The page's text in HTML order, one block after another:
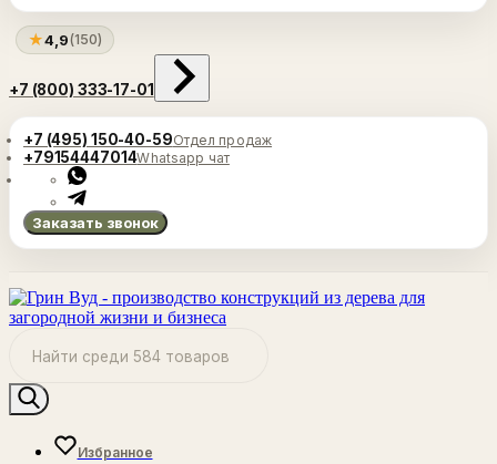
★4,9(150)
+7 (800) 333-17-01
+7 (495) 150-40-59Отдел продаж
+79154447014Whatsapp чат
Заказать звонок
Избранное